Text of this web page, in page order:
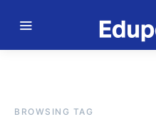
BROWSING TAG